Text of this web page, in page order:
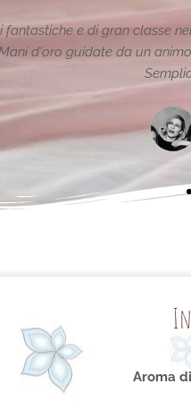
in chiave
mamme.
Le
Aroma